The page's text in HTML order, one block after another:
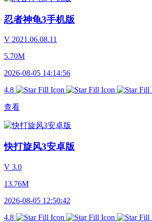
忍者神龟3手机版
V 2021.06.08.11
5.70M
2026-08-05 14:14:56
4.8
查看
快打旋风3安卓版
V 3.0
13.76M
2026-08-05 12:50:42
4.8